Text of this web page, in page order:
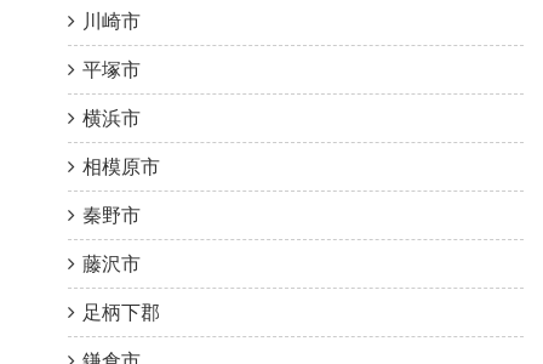
川崎市
平塚市
横浜市
相模原市
秦野市
藤沢市
足柄下郡